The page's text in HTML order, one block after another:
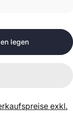
legen
exkl.